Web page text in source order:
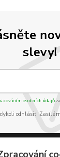
slevy!
osobních údajů
odhlásit.